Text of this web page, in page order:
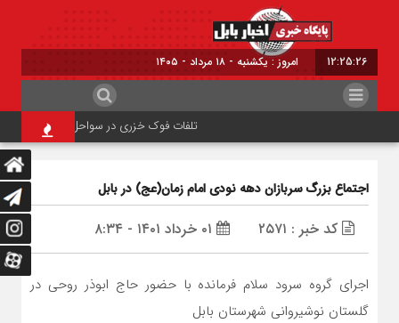
12:25:26 امروز : یکشنبه - ۱۸ مرداد - ۱۴۰۵
تلفات فوک خزری در سواحل مازندران متوقف
اجتماع بزرگ سربازان دهه نودی امام زمان(عج) در بابل
کد خبر : ۲۵۷۱
اجرای گروه سرود سلام فرمانده با حضور حاج ابوذر روحی در
گلستان نوشیروانی شهرستان بابل